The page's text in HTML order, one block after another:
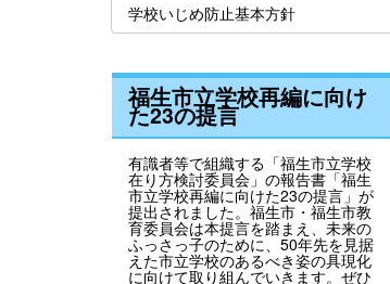
学校いじめ防止基本方針
福生市立学校再編に向け
た23の提言
有識者等で組織する「福生市立学校
在り方検討委員会」の報告書「福生
市立学校再編に向けた23の提言」が
提出されました。福生市・福生市教
育委員会は本提言を踏まえ、未来の
ふっさっ子のために、50年先を見据
えた市立学校のあるべき姿の具現化
に向けて取り組んでいきます。ぜひ